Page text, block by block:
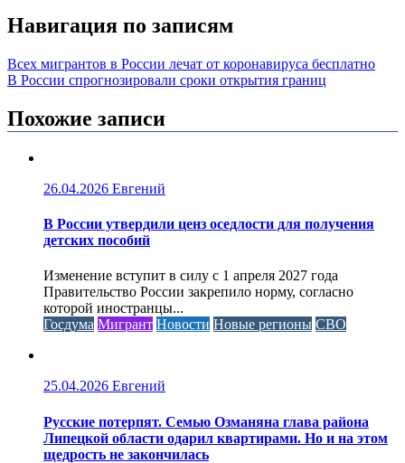
Навигация по записям
Всех мигрантов в России лечат от коронавируса бесплатно
В России спрогнозировали сроки открытия границ
Похожие записи
26.04.2026 Евгений
В России утвердили ценз оседлости для получения
детских пособий
Изменение вступит в силу с 1 апреля 2027 года
Правительство России закрепило норму, согласно
которой иностранцы...
Госдума Мигрант Новости Новые регионы СВО
25.04.2026 Евгений
Русские потерпят. Семью Озманяна глава района
Липецкой области одарил квартирами. Но и на этом
щедрость не закончилась